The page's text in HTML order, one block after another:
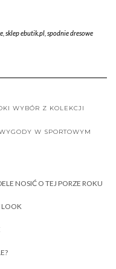
, sklep ebutik.pl, spodnie dresowe
WYBÓR Z KOLEKCJI
W SPORTOWYM
NOSIĆ O TEJ PORZE ROKU
LOOK